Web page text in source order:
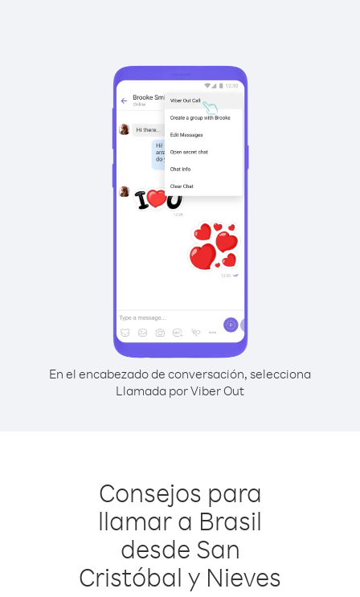
En el encabezado de conversación, selecciona
Llamada por Viber Out
Consejos para
llamar a Brasil
desde San
Cristóbal y Nieves